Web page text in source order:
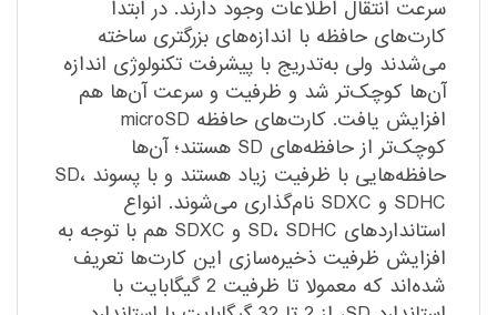
سرعت انتقال اطلاعات وجود دارند. در ابتدا
کارت‌های حافظه با اندازه‌های بزرگتری ساخته
می‌شدند ولی به‌تدریج با پیشرفت تکنولوژی اندازه
آن‌ها کوچک‌تر شد و ظرفیت و سرعت آن‌ها هم
افزایش یافت. کارت‌های حافظه microSD
کوچک‌تر از حافظه‌های SD هستند؛ آن‌ها
حافظه‌هایی با ظرفیت زیاد هستند و با پسوند SD،
SDHC و SDXC نام‌گذاری می‌شوند. انواع
استانداردهای SD، SDHC و SDXC هم با توجه به
افزایش ظرفیت ذخیره‌سازی این کارت‌ها تعریف
شده‌اند که معمولا تا ظرفیت 2 گیگابایت با